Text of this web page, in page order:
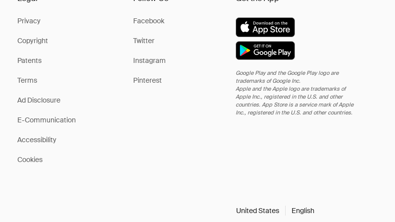
Privacy
Copyright
Patents
Terms
Ad Disclosure
E-Communication
Accessibility
Cookies
Facebook
Twitter
Instagram
Pinterest
Google Play and the Google Play logo are
trademarks of Google Inc.
Apple and the Apple logo are trademarks of
Apple Inc., registered in the U.S. and other
countries. App Store is a service mark of Apple
Inc., registered in the U.S. and other countries.
United States English